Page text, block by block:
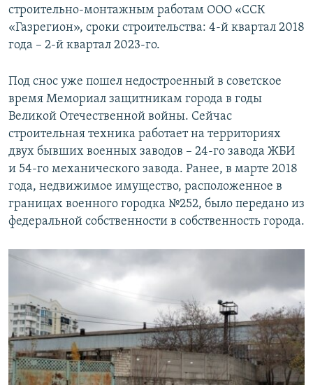
строительно-монтажным работам ООО «ССК
«Газрегион», сроки строительства: 4-й квартал 2018
года – 2-й квартал 2023-го.
Под снос уже пошел недостроенный в советское
время Мемориал защитникам города в годы
Великой Отечественной войны. Сейчас
строительная техника работает на территориях
двух бывших военных заводов – 24-го завода ЖБИ
и 54-го механического завода. Ранее, в марте 2018
года, недвижимое имущество, расположенное в
границах военного городка №252, было передано из
федеральной собственности в собственность города.